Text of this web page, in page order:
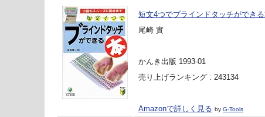
短文4つでブラインドタッチができ
尾崎 實
かんき出版 1993-01
売り上げランキング : 243134
Amazonで詳しく見る by G-Tools